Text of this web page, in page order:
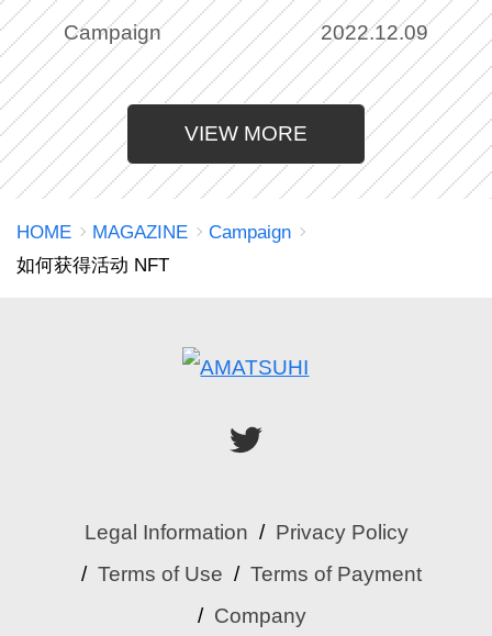
定 NFT 艺术作品！
Campaign 2022.12.09
VIEW MORE
HOME MAGAZINE
Campaign
如何获得活动 NFT
Legal Information
Privacy Policy
Terms of Use
Terms of Payment
Company